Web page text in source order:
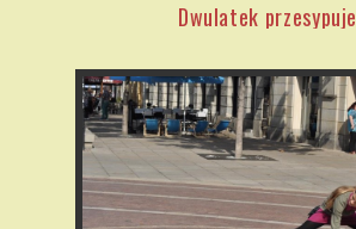
Dwulatek przesypuje